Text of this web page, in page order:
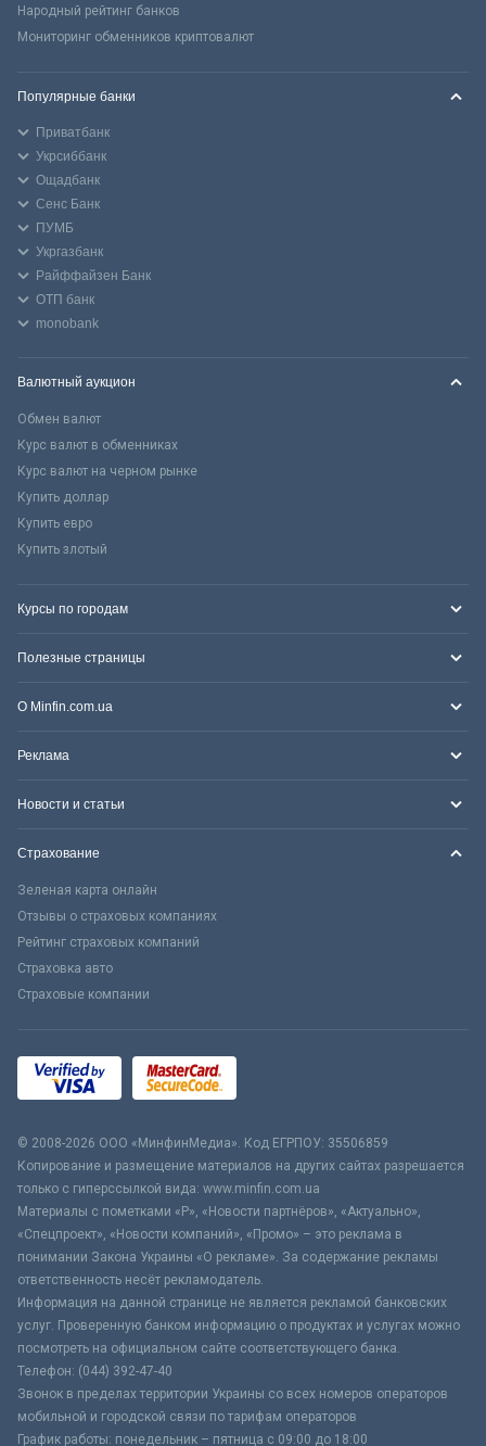
Народный рейтинг банков
Мониторинг обменников криптовалют
Популярные банки
Приватбанк
Укрсиббанк
Ощадбанк
Сенс Банк
ПУМБ
Укргазбанк
Райффайзен Банк
ОТП банк
monobank
Валютный аукцион
Обмен валют
Курс валют в обменниках
Курс валют на черном рынке
Купить доллар
Купить евро
Купить злотый
Курсы по городам
Полезные страницы
О Minfin.com.ua
Реклама
Новости и статьи
Страхование
Зеленая карта онлайн
Отзывы о страховых компаниях
Рейтинг страховых компаний
Страховка авто
Страховые компании
© 2008-2026 ООО «МинфинМедиа». Код ЕГРПОУ: 35506859
Копирование и размещение материалов на других сайтах разрешается
только с гиперссылкой вида: www.minfin.com.ua
Материалы с пометками «Р», «Новости партнёров», «Актуально»,
«Спецпроект», «Новости компаний», «Промо» – это реклама в
понимании Закона Украины «О рекламе». За содержание рекламы
ответственность несёт рекламодатель.
Информация на данной странице не является рекламой банковских
услуг. Проверенную банком информацию о продуктах и услугах можно
посмотреть на официальном сайте соответствующего банка.
Телефон: (044) 392-47-40
Звонок в пределах территории Украины со всех номеров операторов
мобильной и городской связи по тарифам операторов
График работы: понедельник – пятница с 09:00 до 18:00